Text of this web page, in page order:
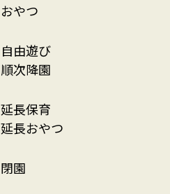
おやつ
自由遊び
順次降園
延長保育
延長おやつ
閉園